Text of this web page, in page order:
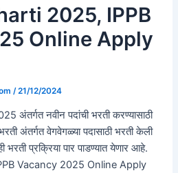
2025, IPPB
Online Apply
/21/12/2024
अंतर्गत नवीन पदांची भरती करण्यासाठी
अंतर्गत वेगवेगळ्या पदासाठी भरती केली
भरती प्रक्रिया पार पाडण्यात येणार आहे.
Vacancy 2025 Online Apply